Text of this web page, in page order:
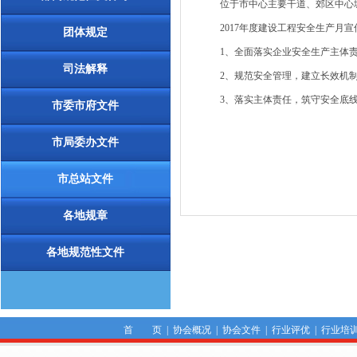
团体规定
司法解释
市委市府文件
市局委办文件
市总站文件
各地规章
各地规范性文件
位于市中心主要干道、郊区中心
2017年度建设工程安全生产月宣
1、全面落实企业安全生产主体
2、规范安全管理，建立长效机
3、落实主体责任，筑守安全底
首 页| 协会概况| 协会文件| 行业评优| 行业培